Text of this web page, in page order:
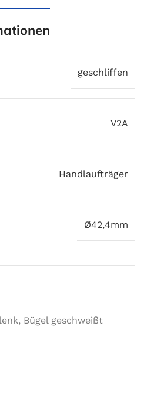
geschliffen
V2A
Handlaufträger
Ø42,4mm
Bügel geschweißt